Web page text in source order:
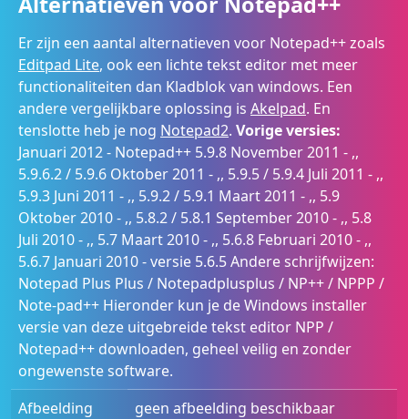
Er zijn een aantal alternatieven voor Notepad++ zoals
Editpad Lite, ook een lichte tekst editor met meer
functionaliteiten dan Kladblok van windows. Een
andere vergelijkbare oplossing is Akelpad. En
tenslotte heb je nog Notepad2. Vorige versies:
Januari 2012 - Notepad++ 5.9.8 November 2011 - ,,
5.9.6.2 / 5.9.6 Oktober 2011 - ,, 5.9.5 / 5.9.4 Juli 2011 - ,,
5.9.3 Juni 2011 - ,, 5.9.2 / 5.9.1 Maart 2011 - ,, 5.9
Oktober 2010 - ,, 5.8.2 / 5.8.1 September 2010 - ,, 5.8
Juli 2010 - ,, 5.7 Maart 2010 - ,, 5.6.8 Februari 2010 - ,,
5.6.7 Januari 2010 - versie 5.6.5 Andere schrijfwijzen:
Notepad Plus Plus / Notepadplusplus / NP++ / NPPP /
Note-pad++ Hieronder kun je de Windows installer
versie van deze uitgebreide tekst editor NPP /
Notepad++ downloaden, geheel veilig en zonder
ongewenste software.
Afbeelding
geen afbeelding beschikbaar